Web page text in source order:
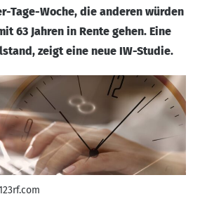
Tage-Woche, die anderen würden
63 Jahren in Rente gehen. Eine
zeigt eine neue IW-Studie.